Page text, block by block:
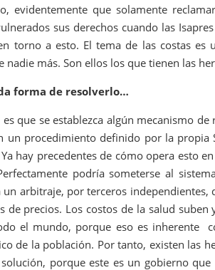
evidentemente que solamente
sus derechos cuando las
torno a esto. El tema de las costas es
nadie más. Son ellos los que tienen las
forma de resolverlo…
es que se establezca algún mecanismo
un procedimiento definido por la propia
hay precedentes de cómo opera esto
podría someterse al
arbitraje, por terceros
de precios. Los costos de la salud
el mundo, porque eso es inherente
de la población. Por tanto, existen las
porque este es un gobierno